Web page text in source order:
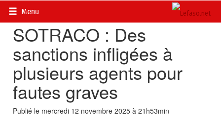
Menu
Accueil>
SOTRACO : Des
sanctions infligées à
plusieurs agents pour
fautes graves
Publié le mercredi 12 novembre 2025 à 21h53min